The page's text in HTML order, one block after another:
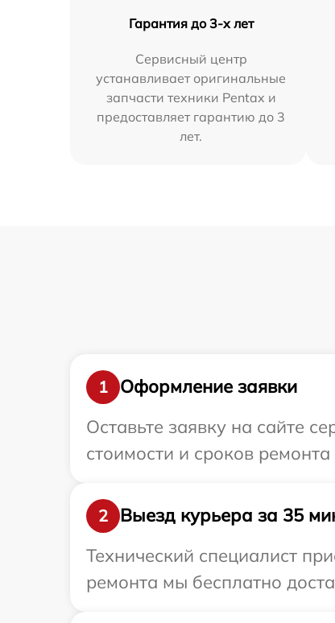
Гарантия до 3-х лет
Сервисный центр
устанавливает оригинальные
запчасти техники Pentax и
предоставляет гарантию до 3
лет.
1
Оформление заявки
Оставьте заявку на сайте
стоимости и сроков
2
Выезд курьера за 35
Технический специалист
ремонта мы бесплатно